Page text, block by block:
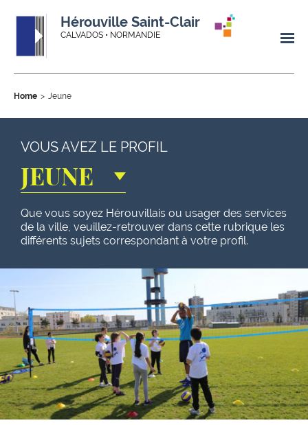
Hérouville Saint-Clair
CALVADOS • NORMANDIE
Home Jeune
VOUS AVEZ LE PROFIL
JEUNE
Que vous soyez Hérouvillais ou usager des services
de la ville, veuillez-retrouver dans cette rubrique les
différents sujets correspondant à votre profil.